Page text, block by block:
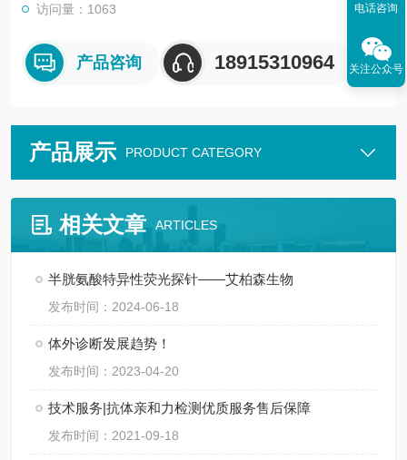
访问量：1063
产品咨询 18915310964
产品展示 PRODUCT CATEGORY
相关文章 ARTICLES
半胱氨酸特异性荧光探针——艾柏森生物
发布时间：2024-06-18
体外诊断发展趋势！
发布时间：2023-04-20
技术服务|抗体亲和力检测优质服务售后保障
发布时间：2021-09-18
电话咨询
关注公众号